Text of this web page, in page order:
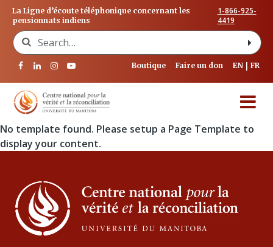
La Ligne d’écoute téléphonique concernant les
pensionnats indiens
1-866-925-
4419
Search for:
Boutique Faire un don EN FR
No template found. Please setup a Page Template to
display your content.